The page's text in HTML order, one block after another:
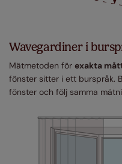
Wavegardiner i
Mätmetoden för exakta
fönster sitter i ett burspråk.
fönster och följ samma